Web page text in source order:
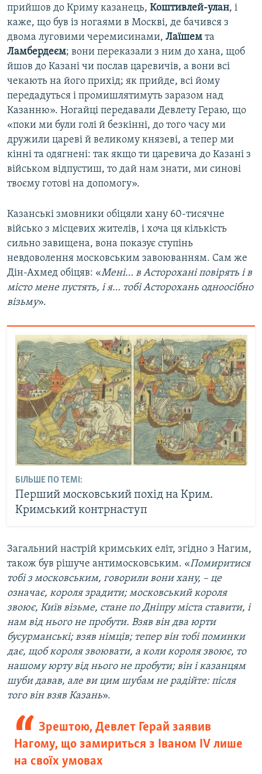
прийшов до Криму казанець, Коштивлей-улан, і
каже, що був із ногаями в Москві, де бачився з
двома луговими черемисинами, Лаїшем та
Ламбердеєм; вони переказали з ним до хана, щоб
йшов до Казані чи послав царевичів, а вони всі
чекають на його прихід; як прийде, всі йому
передадуться і промишлятимуть заразом над
Казанню». Ногайці передавали Девлету Гераю, що
«поки ми були голі й безкінні, до того часу ми
дружили цареві й великому князеві, а тепер ми
кінні та одягнені: так якщо ти царевича до Казані з
військом відпустиш, то дай нам знати, ми синові
твоєму готові на допомогу».
Казанські змовники обіцяли хану 60-тисячне
військо з місцевих жителів, і хоча ця кількість
сильно завищена, вона показує ступінь
невдоволення московським завоюванням. Сам же
Дін-Ахмед обіцяв: «Мені… в Асторохані повірять і в
місто мене пустять, і я… тобі Асторохань одноосібно
візьму».
БІЛЬШЕ ПО ТЕМІ:
Перший московський похід на Крим.
Кримський контрнаступ
Загальний настрій кримських еліт, згідно з Нагим,
також був рішуче антимосковським. «Помиритися
тобі з московським, говорили вони хану, – це
означає, короля зрадити; московський короля
звоює, Київ візьме, стане по Дніпру міста ставити, і
нам від нього не пробути. Взяв він два юрти
бусурманські; взяв німців; тепер він тобі поминки
дає, щоб короля звоювати, а коли короля звоює, то
нашому юрту від нього не пробути; він і казанцям
шуби давав, але ви цим шубам не радійте: після
того він взяв Казань».
Зрештою, Девлет Герай заявив
Нагому, що замириться з Іваном IV лише
на своїх умовах